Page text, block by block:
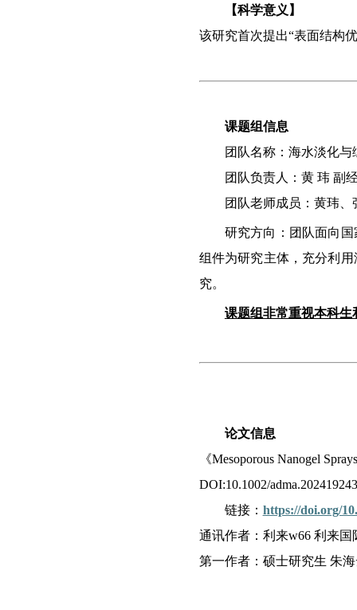
【科学意义】
该研究首次提出“表面结构
课题组信息
团队名称：海水淡化与
团队负责人：黄 玮 副
团队老师成员：黄玮
研究方向： 团队面向
组件为研究主体，充分利
究。
课题组非常重视本科
论文信息
《Mesoporous Nanogel
DOI:10.1002/adma.202419243
链接： https://doi.org/
通讯作者：利来w66 利来国
第一作者：硕士研究生 朱